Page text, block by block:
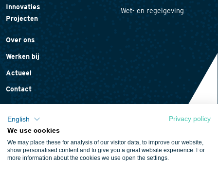
Innovaties
Projecten
Wet- en regelgeving
Over ons
Werken bij
Actueel
Contact
Cookieverklaring
Algemene voorwaarden
English
Privacy policy
We use cookies
We may place these for analysis of our visitor data, to improve our website,
show personalised content and to give you a great website experience. For
more information about the cookies we use open the settings.